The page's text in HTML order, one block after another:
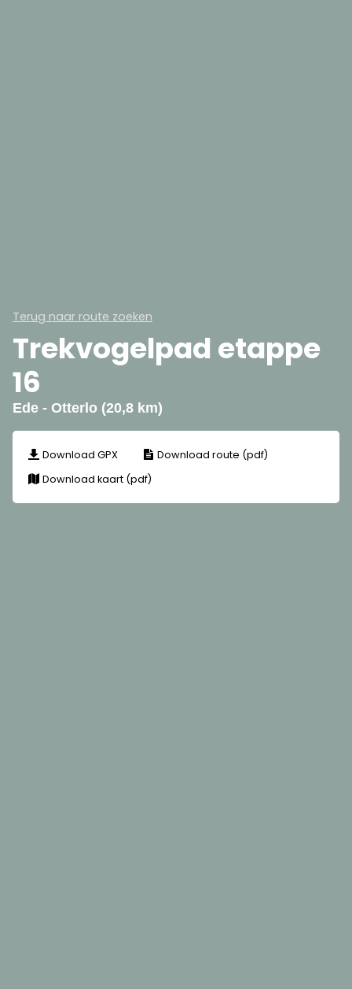
Terug naar route zoeken
Trekvogelpad etappe
16
Ede - Otterlo (20,8 km)
Download GPX
Download route (pdf)
Download kaart (pdf)